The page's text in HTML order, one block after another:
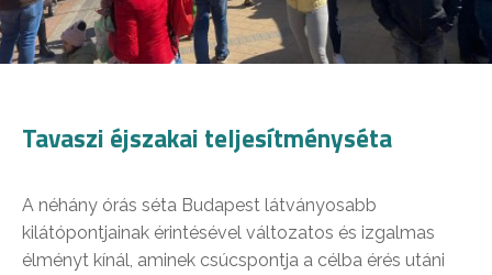
Tavaszi éjszakai teljesítményséta
A néhány órás séta Budapest látványosabb
kilátópontjainak érintésével változatos és izgalmas
élményt kínál, aminek csúcspontja a célba érés utáni